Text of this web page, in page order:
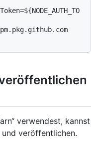
verwendest, kannst
veröffentlichen.